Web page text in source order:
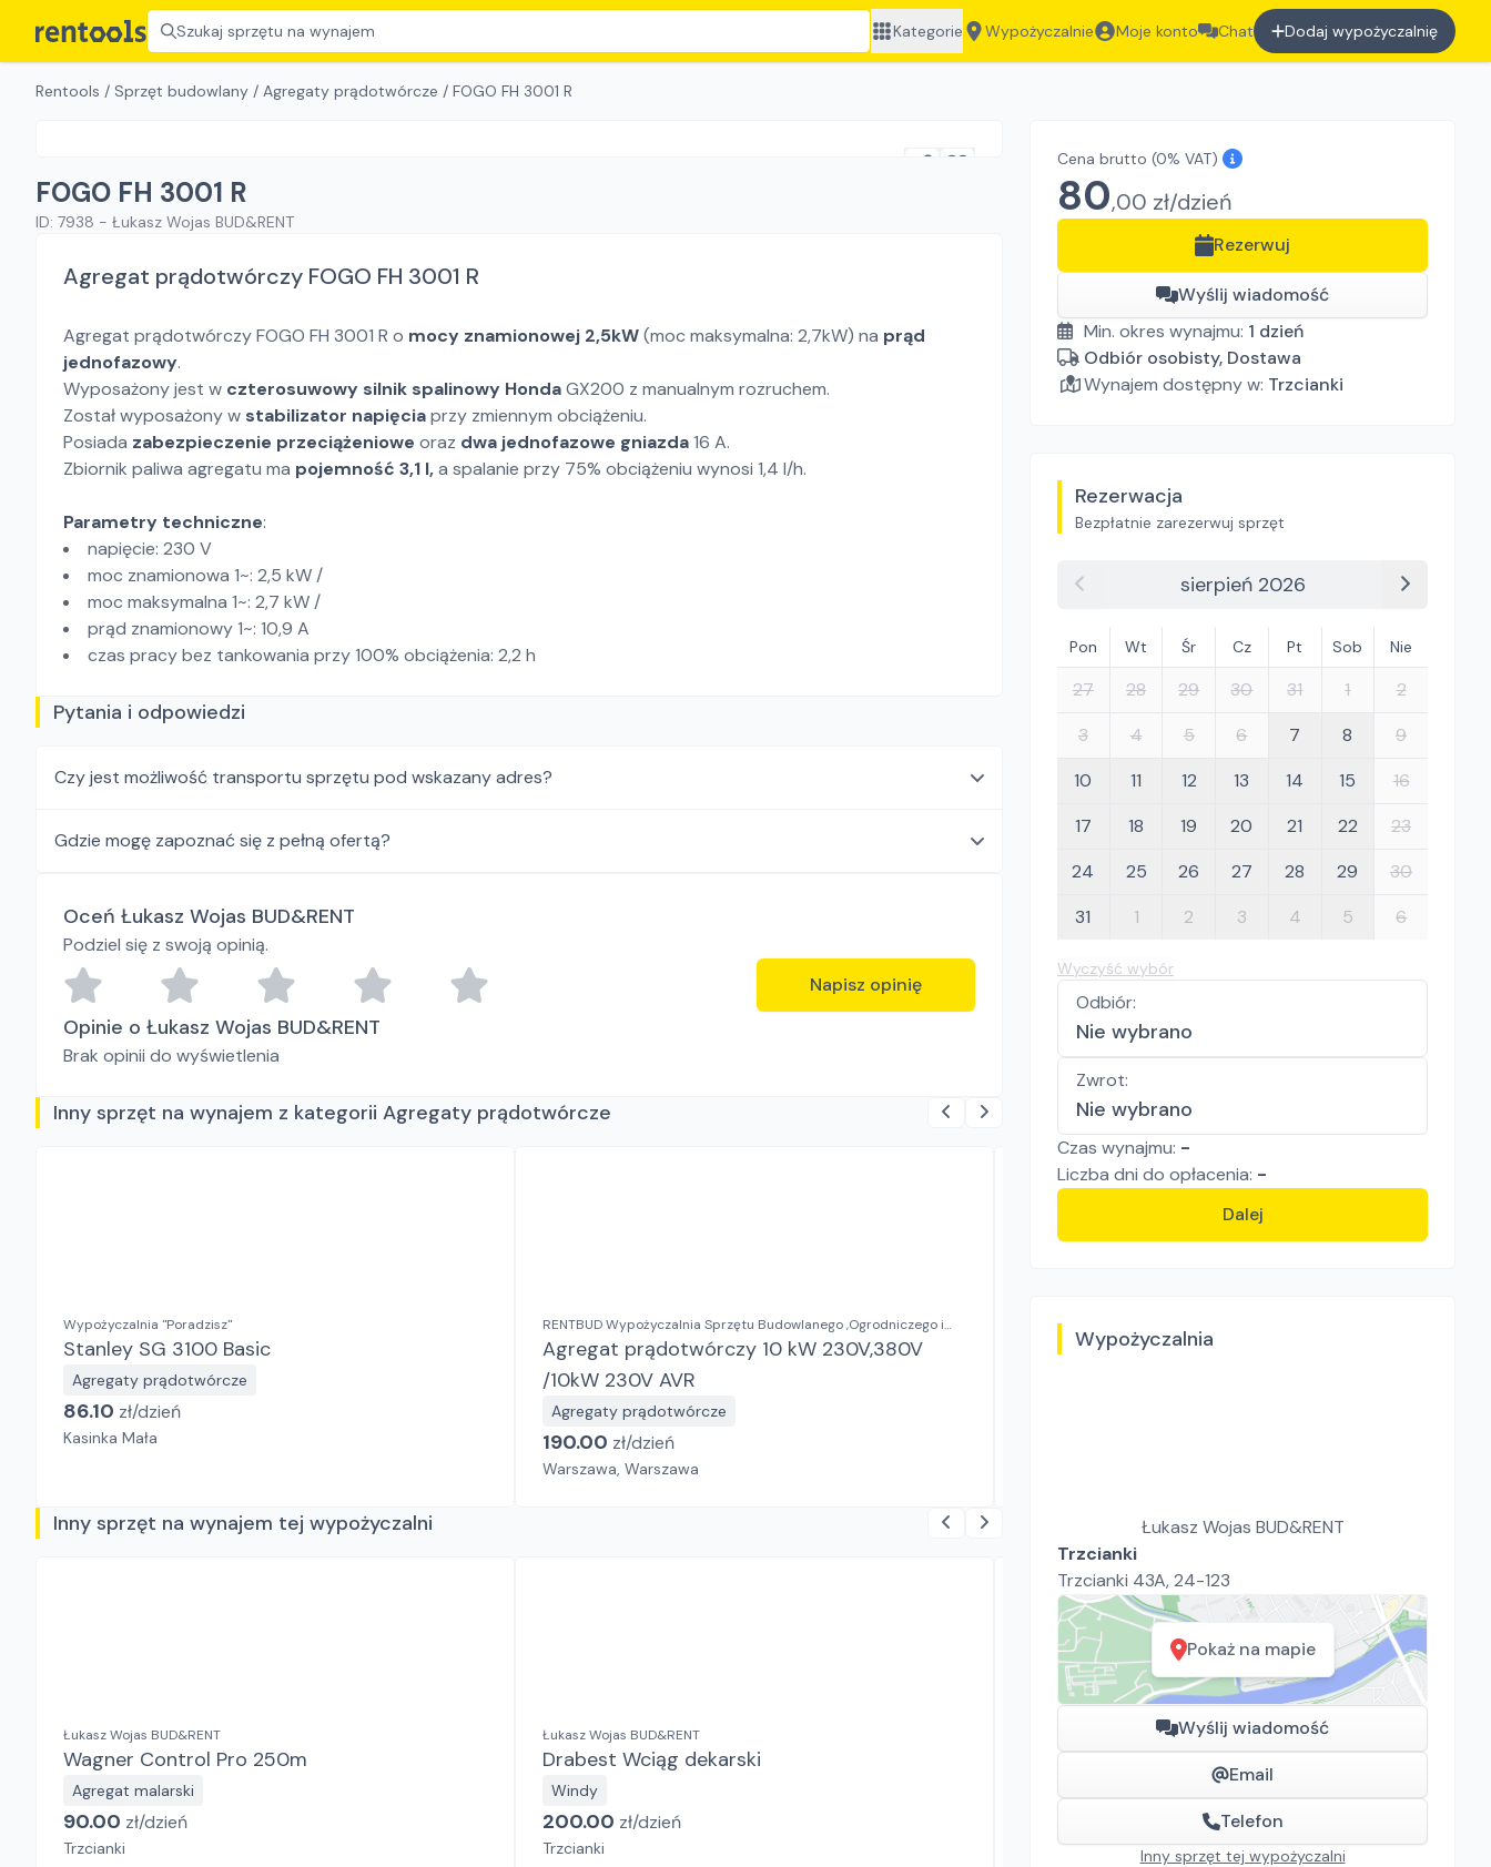
Szukaj sprzętu na wynajem Kategorie Wypożyczalnie Moje konto Chat Dodaj wypożyczalnię
Rentools / Sprzęt budowlany / Agregaty prądotwórcze / FOGO FH 3001 R
FOGO FH 3001 R
ID: 7938 - Łukasz Wojas BUD&RENT
Cena brutto (0% VAT)
80,00 zł/dzień
Rezerwuj
Wyślij wiadomość
Min. okres wynajmu: 1 dzień
Odbiór osobisty, Dostawa
Wynajem dostępny w: Trzcianki
Rezerwacja
Bezpłatnie zarezerwuj sprzęt
sierpień 2026
Pon Wt Śr Cz Pt Sob Nie
27 28 29 30 31 1
2
3
4 5 6 7 8
9
10
11 12 13 14 15
16
17
18 19 20 21 22
23
24
25 26 27 28 29
30
31
1 2 3 4 5 6
Wyczyść wybór
Odbiór:
Nie wybrano
Zwrot:
Nie wybrano
Czas wynajmu: -
Liczba dni do opłacenia: -
Dalej
Wypożyczalnia
Łukasz Wojas BUD&RENT
Trzcianki
Trzcianki 43A, 24-123
Pokaż na mapie
Wyślij wiadomość
Email
Telefon
Inny sprzęt tej wypożyczalni
Agregat prądotwórczy FOGO FH 3001 R
Agregat prądotwórczy FOGO FH 3001 R o mocy znamionowej 2,5kW(moc maksymalna: 2,7kW) na prąd
jednofazowy.
Wyposażony jest w czterosuwowy silnik spalinowy HondaGX200 z manualnym rozruchem.
Został wyposażony w stabilizator napięciaprzy zmiennym obciążeniu.
Posiada zabezpieczenie przeciążeniowe oraz dwa jednofazowe gniazda16 A.
Zbiornik paliwa agregatu ma pojemność 3,1 l,a spalanie przy 75% obciążeniu wynosi 1,4 l/h.
Parametry techniczne:
napięcie: 230 V
moc znamionowa 1~: 2,5 kW /
moc maksymalna 1~: 2,7 kW /
prąd znamionowy 1~: 10,9 A
czas pracy bez tankowania przy 100% obciążenia: 2,2 h
Pytania i odpowiedzi
Czy jest możliwość transportu sprzętu pod wskazany adres?
Gdzie mogę zapoznać się z pełną ofertą?
Oceń Łukasz Wojas BUD&RENT
Podziel się z swoją opinią.
Napisz opinię
Opinie o Łukasz Wojas BUD&RENT
Brak opinii do wyświetlenia
Inny sprzęt na wynajem z kategorii Agregaty prądotwórcze
Wypożyczalnia "Poradzisz"
Stanley SG 3100 Basic
Agregaty prądotwórcze
86.10 zł/dzień
Kasinka Mała
RENTBUD Wypożyczalnia Sprzętu Budowlanego ,Ogrodniczego i
Elektronarzędzi
Agregat prądotwórczy 10 kW 230V,380V
/10kW 230V AVR
Agregaty prądotwórcze
190.00 zł/dzień
Warszawa, Warszawa
Zampol
Stanley SG 3200
Inny sprzęt na wynajem tej wypożyczalni
Łukasz Wojas BUD&RENT
Wagner Control Pro 250m
Agregat malarski
90.00 zł/dzień
Trzcianki
Łukasz Wojas BUD&RENT
Drabest Wciąg dekarski
Windy
200.00 zł/dzień
Trzcianki
Łukasz Wojas BUD&RENT
Berger Kraus BK800BS
Minikoparki
Trzcianki